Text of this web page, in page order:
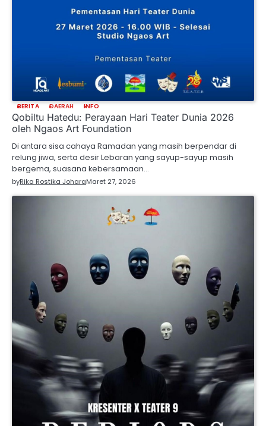
BERITA DAERAH INFO
Qobiltu Hatedu: Perayaan Hari Teater Dunia 2026
oleh Ngaos Art Foundation
Di antara sisa cahaya Ramadan yang masih berpendar di
relung jiwa, serta desir Lebaran yang sayup-sayup masih
bergema, suasana kebersamaan…
byRika Rostika JoharaMaret 27, 2026